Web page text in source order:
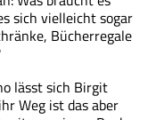
sich vielleicht sogar
Bücherregale
lässt sich Birgit
Weg ist das aber